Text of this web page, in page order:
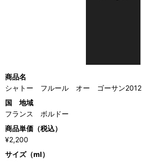
商品名
シャトー フルール オー ゴーサン2012
国 地域
フランス ボルドー
商品単価（税込）
¥2,200
サイズ（ml）